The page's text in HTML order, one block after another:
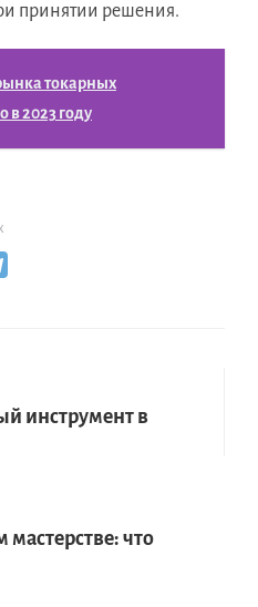
принятии решения.
токарных
в 2023 году
инструмент в
мастерстве: что